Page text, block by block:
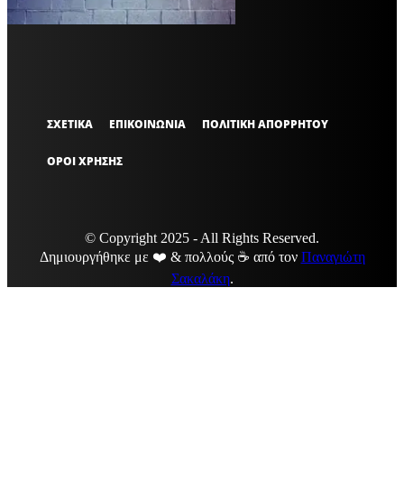
OFFICIAL
ΣΧΕΤΙΚΑ ΕΠΙΚΟΙΝΩΝΙΑ ΠΟΛΙΤΙΚΗ ΑΠΟΡΡΗΤΟΥ
ΟΡΟΙ ΧΡΗΣΗΣ
© Copyright 2025 - All Rights Reserved.
Δημιουργήθηκε με ❤️ & πολλούς ☕ από τον Παναγιώτη
Σακαλάκη.